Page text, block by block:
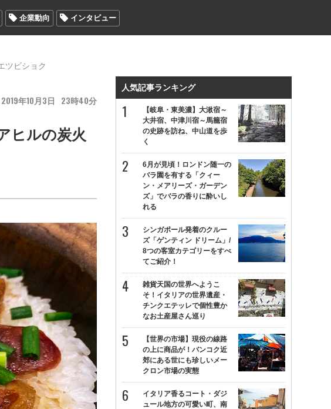
企業動向 インタビュー
ツビショク
2019 10 3 23 40
ヒルの炭火
人気記事ランキング
【岐阜・東美濃】大湫宿～
大井宿、中津川宿～馬籠宿
の史跡を訪ね、中山道を歩
く
6月が見頃！ロンドン随一の
バラ園を有する「クィー
ン・メアリーズ・ガーデン
ズ」でバラの香りに酔いし
れる
シンガポール発着のクルー
ズ「ゲンティン ドリーム」/
8つの客室カテゴリーをすべ
てご紹介！
雑貨天国の世界へようこ
そ！イタリアの世界遺産・
チンクエテッレで個性豊か
なお土産屋さん巡り
【世界の市場】現役の線路
の上に商品が！バンコク近
郊にある世にも珍しいメー
クロン市場の実態
イタリア香るコート・ダジ
ュール地方の可愛い町、南